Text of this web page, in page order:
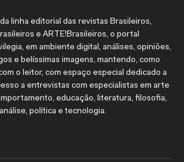
linha editorial das revistas Brasileiros,
e ARTE!Brasileiros, o portal
em ambiente digital, análises, opiniões,
e belíssimas imagens, mantendo, como
o leitor, com espaço especial dedicado a
a entrevistas com especialistas em arte
educação, literatura, filosofia,
política e tecnologia.